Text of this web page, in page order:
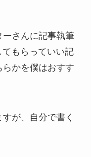
さんに記事執筆
もらっていい記
かを僕はおすす
が、自分で書く